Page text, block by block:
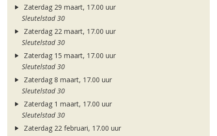
Zaterdag 29 maart, 17.00 uur
Sleutelstad 30
Zaterdag 22 maart, 17.00 uur
Sleutelstad 30
Zaterdag 15 maart, 17.00 uur
Sleutelstad 30
Zaterdag 8 maart, 17.00 uur
Sleutelstad 30
Zaterdag 1 maart, 17.00 uur
Sleutelstad 30
Zaterdag 22 februari, 17.00 uur